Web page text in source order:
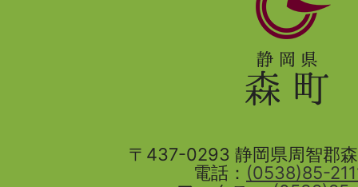
岡
県
森
町
〒437-0293 静岡県周智郡
電話： (0538)85-